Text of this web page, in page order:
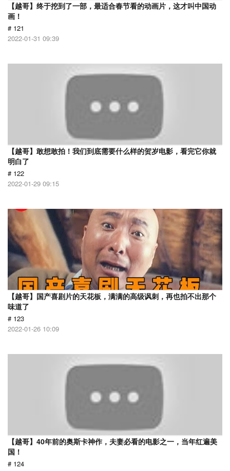
【越哥】终于挖到了一部，最适合春节看的动画片，这才叫中国动
画！
# 121
2022-01-31 09:39
【越哥】敢想敢拍！我们到底需要什么样的贺岁电影，看完它你就
明白了
# 122
2022-01-29 09:15
【越哥】国产喜剧片的天花板，满满的高级讽刺，再也拍不出那个
味道了
# 123
2022-01-26 10:09
【越哥】40年前的奥斯卡神作，夫妻必看的电影之一，当年红遍美
国！
# 124